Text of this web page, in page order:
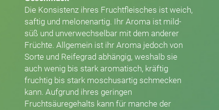
Die Konsistenz ihres Fruchtfleisches ist weich,
saftig und melonenartig. Ihr Aroma ist mild-
süß und unverwechselbar mit dem anderer
Früchte. Allgemein ist ihr Aroma jedoch von
Sorte und Reifegrad abhängig, weshalb sie
auch wenig bis stark aromatisch, kräftig
fruchtig bis stark moschusartig schmecken
kann. Aufgrund ihres geringen
Fruchtsäuregehalts kann für manche der